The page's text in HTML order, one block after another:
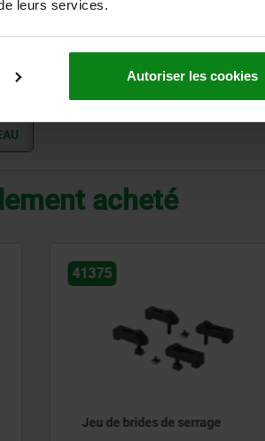
leurs services.
Autoriser les cookies
acheté
de brides de serrage